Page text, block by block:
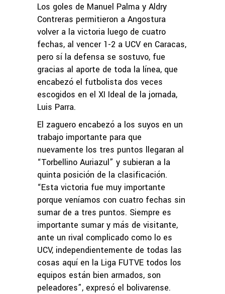
Los goles de Manuel Palma y Aldry
Contreras permitieron a Angostura
volver a la victoria luego de cuatro
fechas, al vencer 1-2 a UCV en Caracas,
pero sí la defensa se sostuvo, fue
gracias al aporte de toda la línea, que
encabezó el futbolista dos veces
escogidos en el XI Ideal de la jornada,
Luis Parra.
El zaguero encabezó a los suyos en un
trabajo importante para que
nuevamente los tres puntos llegaran al
“Torbellino Auriazul” y subieran a la
quinta posición de la clasificación.
“Esta victoria fue muy importante
porque veníamos con cuatro fechas sin
sumar de a tres puntos. Siempre es
importante sumar y más de visitante,
ante un rival complicado como lo es
UCV, independientemente de todas las
cosas aquí en la Liga FUTVE todos los
equipos están bien armados, son
peleadores”, expresó el bolivarense.